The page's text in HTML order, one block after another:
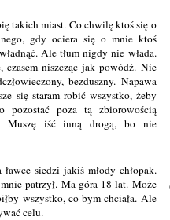
takich miast. Co chwilę ktoś się o
gdy ociera się o mnie ktoś
Ale tłum nigdy nie włada.
czasem niszcząc jak powódź. Nie
bezduszny. Napawa
się staram robić wszystko, żeby
poza tą zbiorowością
Muszę iść inną drogą, bo nie
siedzi jakiś młody chłopak.
patrzył. Ma góra 18 lat. Może
wszystko, co bym chciała. Ale
celu.